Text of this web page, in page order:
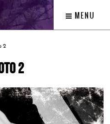
MENU
2
2